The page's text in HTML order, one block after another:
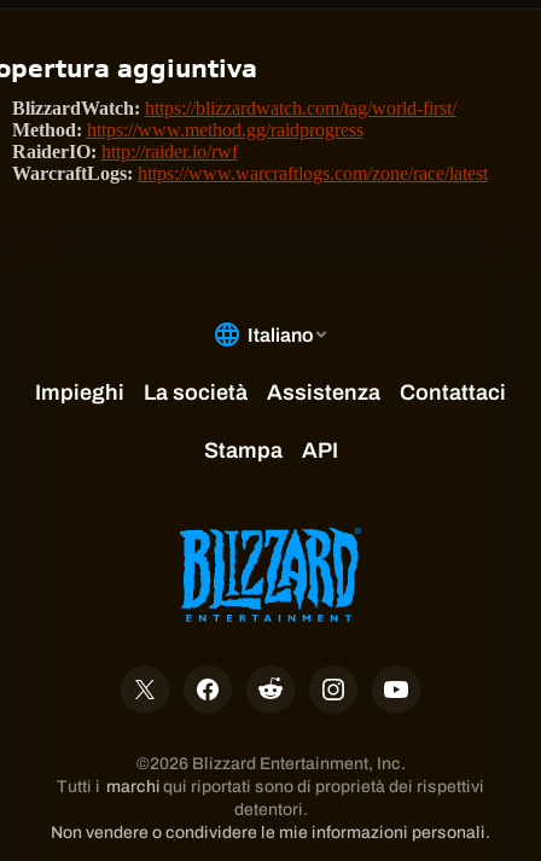
aggiuntiva
BlizzardWatch: https://blizzardwatch.com/tag/world-first/
Method: https://www.method.gg/raidprogress
RaiderIO: http://raider.io/rwf
WarcraftLogs: https://www.warcraftlogs.com/zone/race/latest